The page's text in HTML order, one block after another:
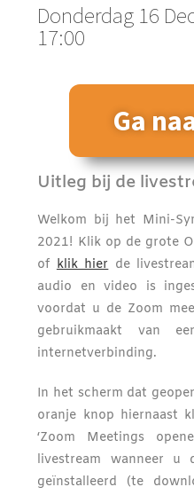
Donderdag 16
17:00
Ga
Uitleg bij de
Welkom bij het Mini-
2021! Klik op de grote
ofklik hierde
audio en video is
voordat u de Zoom
gebruikmaakt van
internetverbinding.
In het scherm dat
oranje knop hiernaast
‘Zoom Meetings
livestream wanneer u
geïnstalleerd (te